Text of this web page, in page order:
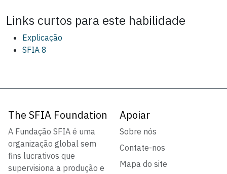
Links curtos para este habilidade
Explicação
SFIA 8
The SFIA Foundation
A Fundação SFIA é uma
organização global sem
fins lucrativos que
supervisiona a produção e
Apoiar
Sobre nós
Contate-nos
Mapa do site